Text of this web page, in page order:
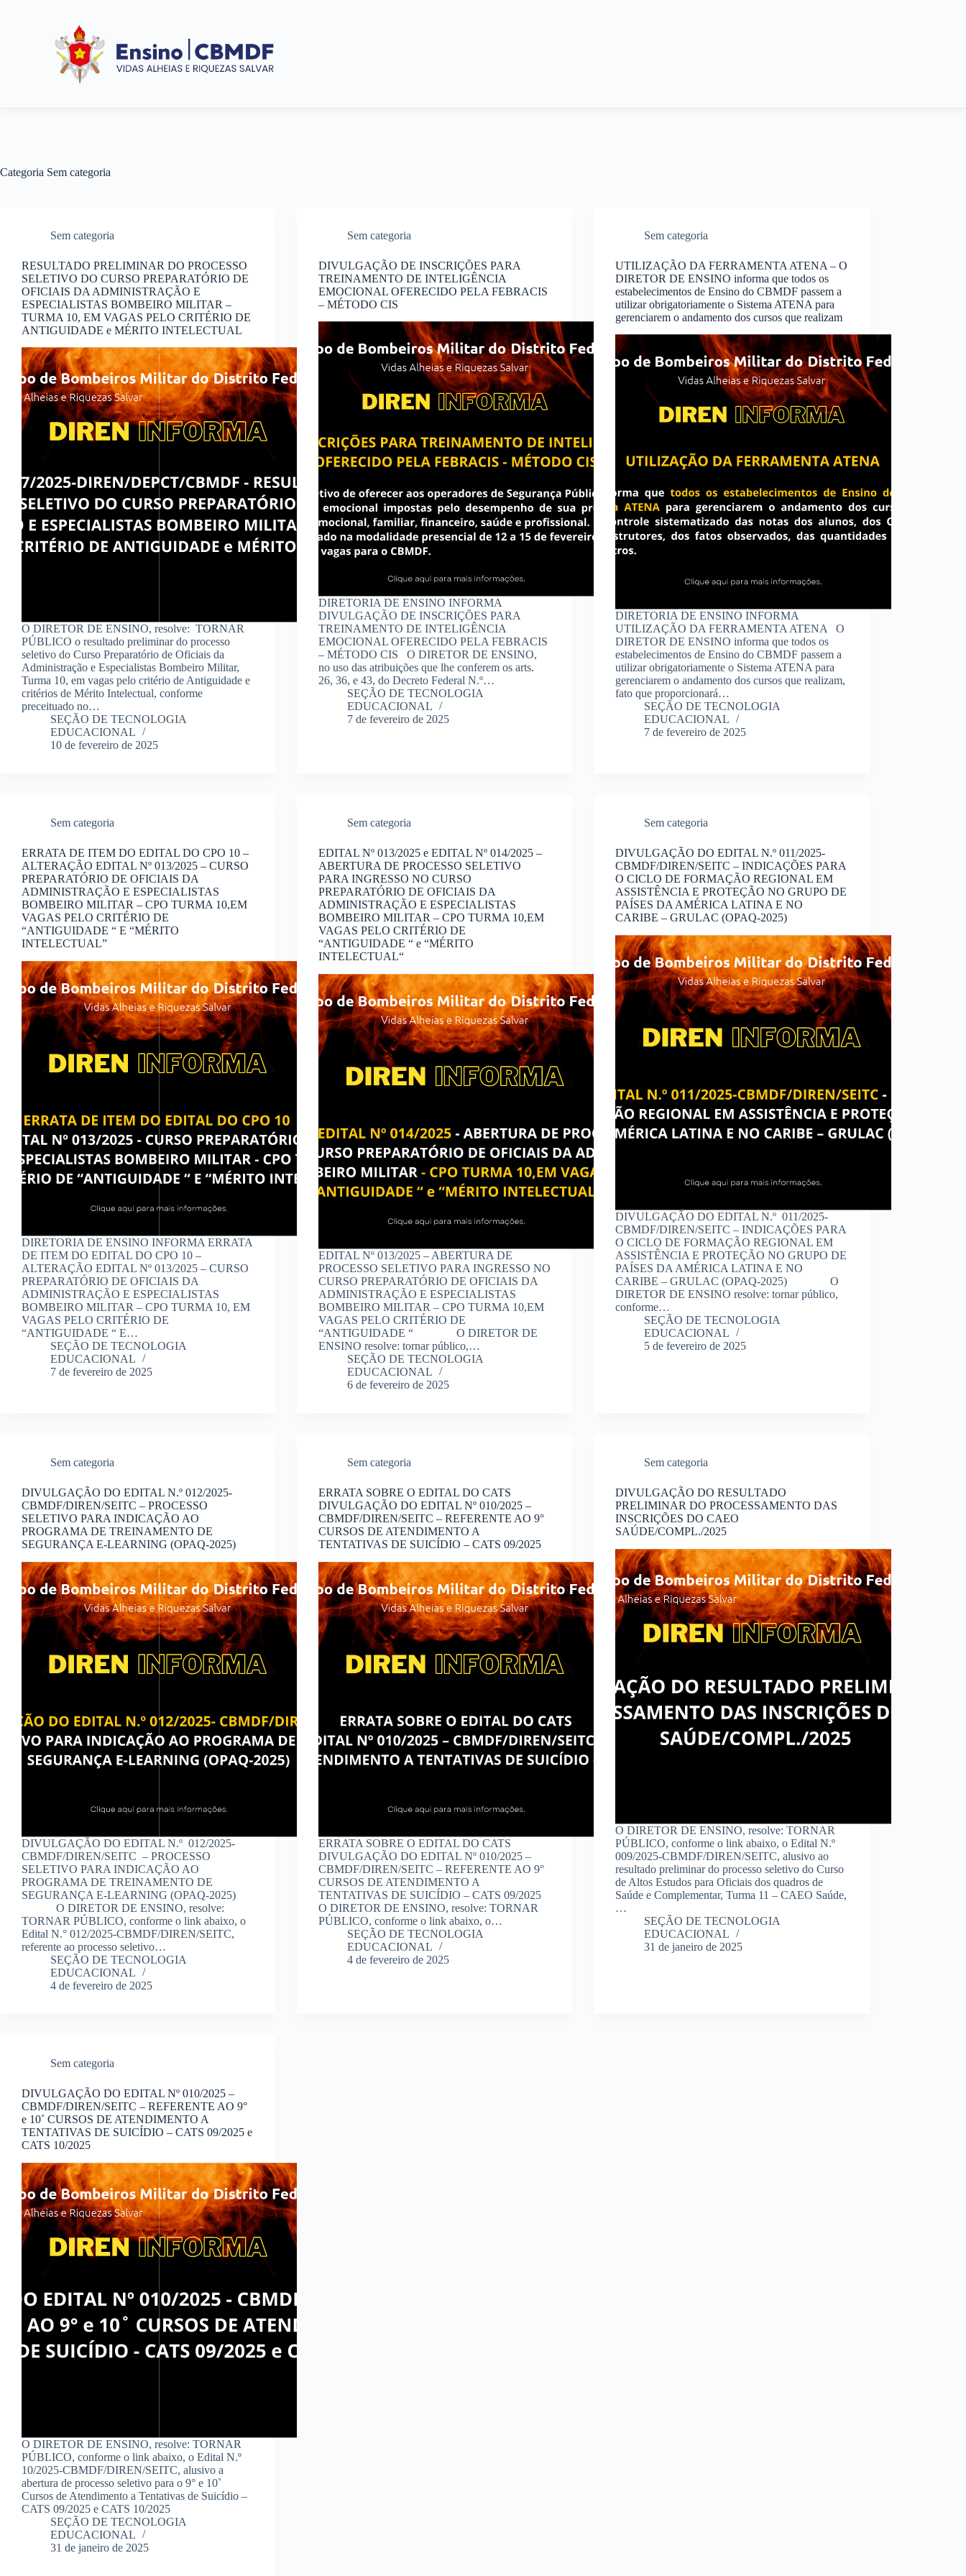
Categoria Sem categoria
Sem categoria
RESULTADO PRELIMINAR DO PROCESSO
SELETIVO DO CURSO PREPARATÓRIO DE
OFICIAIS DA ADMINISTRAÇÃO E
ESPECIALISTAS BOMBEIRO MILITAR –
TURMA 10, EM VAGAS PELO CRITÉRIO DE
ANTIGUIDADE e MÉRITO INTELECTUAL
O DIRETOR DE ENSINO, resolve: TORNAR
PÚBLICO o resultado preliminar do processo
seletivo do Curso Preparatório de Oficiais da
Administração e Especialistas Bombeiro Militar,
Turma 10, em vagas pelo critério de Antiguidade e
critérios de Mérito Intelectual, conforme
preceituado no…
SEÇÃO DE TECNOLOGIA
EDUCACIONAL
10 de fevereiro de 2025
Sem categoria
DIVULGAÇÃO DE INSCRIÇÕES PARA
TREINAMENTO DE INTELIGÊNCIA
EMOCIONAL OFERECIDO PELA FEBRACIS
– MÉTODO CIS
DIRETORIA DE ENSINO INFORMA
DIVULGAÇÃO DE INSCRIÇÕES PARA
TREINAMENTO DE INTELIGÊNCIA
EMOCIONAL OFERECIDO PELA FEBRACIS
– MÉTODO CIS O DIRETOR DE ENSINO,
no uso das atribuições que lhe conferem os arts.
26, 36, e 43, do Decreto Federal N.º…
SEÇÃO DE TECNOLOGIA
EDUCACIONAL
7 de fevereiro de 2025
Sem categoria
UTILIZAÇÃO DA FERRAMENTA ATENA – O
DIRETOR DE ENSINO informa que todos os
estabelecimentos de Ensino do CBMDF passem a
utilizar obrigatoriamente o Sistema ATENA para
gerenciarem o andamento dos cursos que realizam
DIRETORIA DE ENSINO INFORMA
UTILIZAÇÃO DA FERRAMENTA ATENA O
DIRETOR DE ENSINO informa que todos os
estabelecimentos de Ensino do CBMDF passem a
utilizar obrigatoriamente o Sistema ATENA para
gerenciarem o andamento dos cursos que realizam,
fato que proporcionará…
SEÇÃO DE TECNOLOGIA
EDUCACIONAL
7 de fevereiro de 2025
Sem categoria
ERRATA DE ITEM DO EDITAL DO CPO 10 –
ALTERAÇÃO EDITAL Nº 013/2025 – CURSO
PREPARATÓRIO DE OFICIAIS DA
ADMINISTRAÇÃO E ESPECIALISTAS
BOMBEIRO MILITAR – CPO TURMA 10,EM
VAGAS PELO CRITÉRIO DE
“ANTIGUIDADE “ E “MÉRITO
INTELECTUAL”
DIRETORIA DE ENSINO INFORMA ERRATA
DE ITEM DO EDITAL DO CPO 10 –
ALTERAÇÃO EDITAL Nº 013/2025 – CURSO
PREPARATÓRIO DE OFICIAIS DA
ADMINISTRAÇÃO E ESPECIALISTAS
BOMBEIRO MILITAR – CPO TURMA 10, EM
VAGAS PELO CRITÉRIO DE
“ANTIGUIDADE “ E…
SEÇÃO DE TECNOLOGIA
EDUCACIONAL
7 de fevereiro de 2025
Sem categoria
EDITAL Nº 013/2025 e EDITAL Nº 014/2025 –
ABERTURA DE PROCESSO SELETIVO
PARA INGRESSO NO CURSO
PREPARATÓRIO DE OFICIAIS DA
ADMINISTRAÇÃO E ESPECIALISTAS
BOMBEIRO MILITAR – CPO TURMA 10,EM
VAGAS PELO CRITÉRIO DE
“ANTIGUIDADE “ e “MÉRITO
INTELECTUAL“
EDITAL Nº 013/2025 – ABERTURA DE
PROCESSO SELETIVO PARA INGRESSO NO
CURSO PREPARATÓRIO DE OFICIAIS DA
ADMINISTRAÇÃO E ESPECIALISTAS
BOMBEIRO MILITAR – CPO TURMA 10,EM
VAGAS PELO CRITÉRIO DE
“ANTIGUIDADE “ O DIRETOR DE
ENSINO resolve: tornar público,…
SEÇÃO DE TECNOLOGIA
EDUCACIONAL
6 de fevereiro de 2025
Sem categoria
DIVULGAÇÃO DO EDITAL N.º 011/2025-
CBMDF/DIREN/SEITC – INDICAÇÕES PARA
O CICLO DE FORMAÇÃO REGIONAL EM
ASSISTÊNCIA E PROTEÇÃO NO GRUPO DE
PAÍSES DA AMÉRICA LATINA E NO
CARIBE – GRULAC (OPAQ-2025)
DIVULGAÇÃO DO EDITAL N.º 011/2025-
CBMDF/DIREN/SEITC – INDICAÇÕES PARA
O CICLO DE FORMAÇÃO REGIONAL EM
ASSISTÊNCIA E PROTEÇÃO NO GRUPO DE
PAÍSES DA AMÉRICA LATINA E NO
CARIBE – GRULAC (OPAQ-2025) O
DIRETOR DE ENSINO resolve: tornar público,
conforme…
SEÇÃO DE TECNOLOGIA
EDUCACIONAL
5 de fevereiro de 2025
Sem categoria
DIVULGAÇÃO DO EDITAL N.º 012/2025-
CBMDF/DIREN/SEITC – PROCESSO
SELETIVO PARA INDICAÇÃO AO
PROGRAMA DE TREINAMENTO DE
SEGURANÇA E-LEARNING (OPAQ-2025)
DIVULGAÇÃO DO EDITAL N.º 012/2025-
CBMDF/DIREN/SEITC – PROCESSO
SELETIVO PARA INDICAÇÃO AO
PROGRAMA DE TREINAMENTO DE
SEGURANÇA E-LEARNING (OPAQ-2025)
O DIRETOR DE ENSINO, resolve:
TORNAR PÚBLICO, conforme o link abaixo, o
Edital N.° 012/2025-CBMDF/DIREN/SEITC,
referente ao processo seletivo…
SEÇÃO DE TECNOLOGIA
EDUCACIONAL
4 de fevereiro de 2025
Sem categoria
ERRATA SOBRE O EDITAL DO CATS
DIVULGAÇÃO DO EDITAL Nº 010/2025 –
CBMDF/DIREN/SEITC – REFERENTE AO 9°
CURSOS DE ATENDIMENTO A
TENTATIVAS DE SUICÍDIO – CATS 09/2025
ERRATA SOBRE O EDITAL DO CATS
DIVULGAÇÃO DO EDITAL Nº 010/2025 –
CBMDF/DIREN/SEITC – REFERENTE AO 9°
CURSOS DE ATENDIMENTO A
TENTATIVAS DE SUICÍDIO – CATS 09/2025
O DIRETOR DE ENSINO, resolve: TORNAR
PÚBLICO, conforme o link abaixo, o…
SEÇÃO DE TECNOLOGIA
EDUCACIONAL
4 de fevereiro de 2025
Sem categoria
DIVULGAÇÃO DO RESULTADO
PRELIMINAR DO PROCESSAMENTO DAS
INSCRIÇÕES DO CAEO
SAÚDE/COMPL./2025
O DIRETOR DE ENSINO, resolve: TORNAR
PÚBLICO, conforme o link abaixo, o Edital N.º
009/2025-CBMDF/DIREN/SEITC, alusivo ao
resultado preliminar do processo seletivo do Curso
de Altos Estudos para Oficiais dos quadros de
Saúde e Complementar, Turma 11 – CAEO Saúde,
…
SEÇÃO DE TECNOLOGIA
EDUCACIONAL
31 de janeiro de 2025
Sem categoria
DIVULGAÇÃO DO EDITAL Nº 010/2025 –
CBMDF/DIREN/SEITC – REFERENTE AO 9°
e 10˚ CURSOS DE ATENDIMENTO A
TENTATIVAS DE SUICÍDIO – CATS 09/2025 e
CATS 10/2025
O DIRETOR DE ENSINO, resolve: TORNAR
PÚBLICO, conforme o link abaixo, o Edital N.º
10/2025-CBMDF/DIREN/SEITC, alusivo a
abertura de processo seletivo para o 9° e 10˚
Cursos de Atendimento a Tentativas de Suicídio –
CATS 09/2025 e CATS 10/2025
SEÇÃO DE TECNOLOGIA
EDUCACIONAL
31 de janeiro de 2025